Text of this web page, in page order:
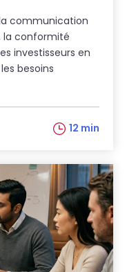
communication
la conformité
investisseurs en
besoins
12 min